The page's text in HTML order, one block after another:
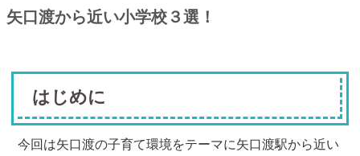
矢口渡から近い小学校３選！
はじめに
今回は矢口渡の子育て環境をテーマに矢口渡駅から近い